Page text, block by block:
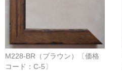
M228-BR（ブラウン）〔価格
コード：C-5〕